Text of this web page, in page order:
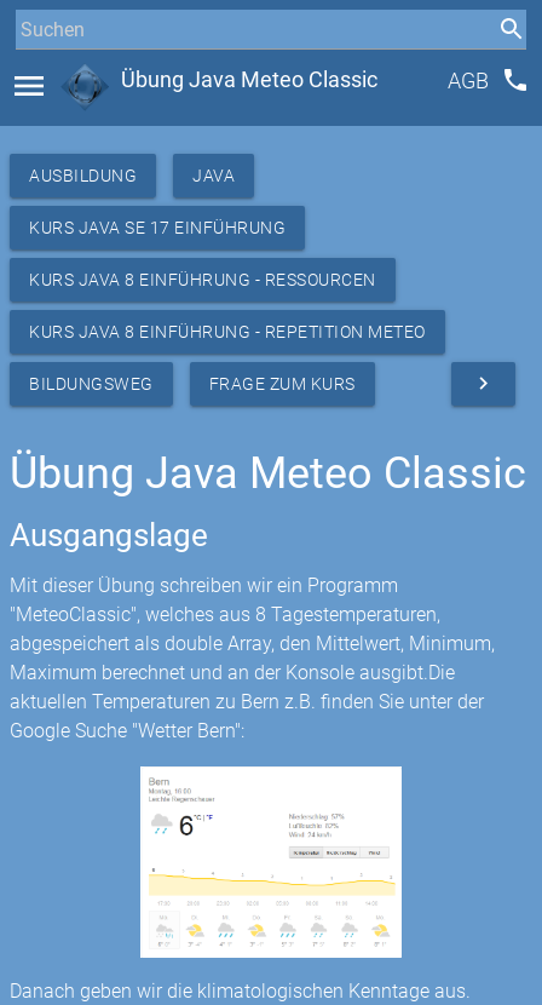
menu Übung Java Meteo Classic AGB phone
AUSBILDUNG JAVA
KURS JAVA SE 17 EINFÜHRUNG
KURS JAVA 8 EINFÜHRUNG - RESSOURCEN
KURS JAVA 8 EINFÜHRUNG - REPETITION METEO
BILDUNGSWEG FRAGE ZUM KURS navigate_next
Übung Java Meteo Classic
Ausgangslage
Mit dieser Übung schreiben wir ein Programm
"MeteoClassic", welches aus 8 Tagestemperaturen,
abgespeichert als double Array, den Mittelwert, Minimum,
Maximum berechnet und an der Konsole ausgibt.Die
aktuellen Temperaturen zu Bern z.B. finden Sie unter der
Google Suche "Wetter Bern":
Danach geben wir die klimatologischen Kenntage aus.